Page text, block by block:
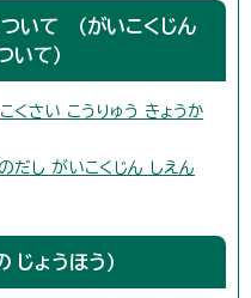
いて （がいこくじん
いて）
さい こうりゅう きょうか
だし がいこくじん しえん
ょうほう）